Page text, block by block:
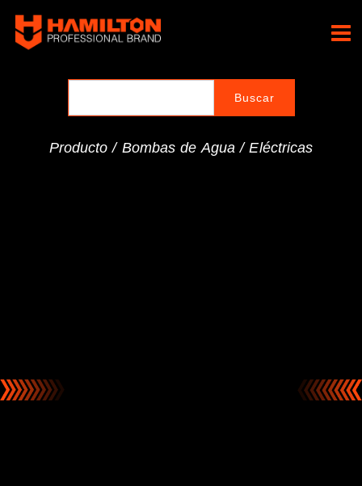
contenido
Producto / Bombas de Agua /Eléctricas